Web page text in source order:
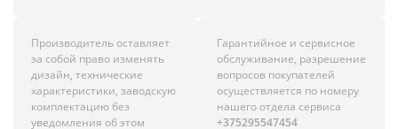
Производитель оставляет
за собой право изменять
дизайн, технические
характеристики, заводскую
комплектацию без
уведомления об этом
Гарантийное и сервисное
обслуживание, разрешение
вопросов покупателей
осуществляется по номеру
нашего отдела сервиса
+375295547454